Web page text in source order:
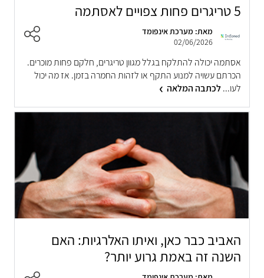
5 טריגרים פחות צפויים לאסתמה
מאת: מערכת אינפומד
02/06/2026
אסתמה יכולה להתלקח בגלל מגוון טריגרים, חלקם פחות מוכרים.
הכרתם עשויה למנוע התקף או לזהות החמרה בזמן. אז מה יכול
לעו...לכתבה המלאה
האביב כבר כאן, ואיתו האלרגיות: האם
השנה זה באמת גרוע יותר?